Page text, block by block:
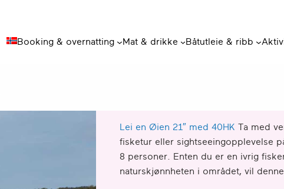
Booking & overnatting Mat & drikke Båtutleie & ribb
Lei en Øien 21″ med 40HK Ta med
fisketur eller sightseeingopplevelse
8 personer. Enten du er en ivrig
naturskjønnheten i området, vil